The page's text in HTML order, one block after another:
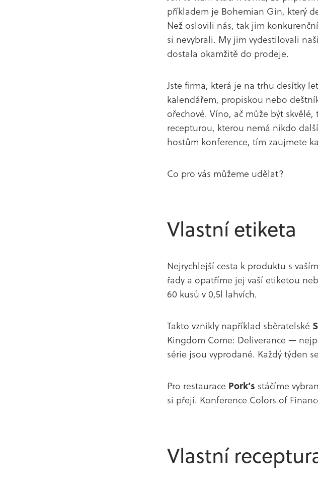
příkladem je Bohemian Gin, který
Než oslovili nás, tak jim
si nevybrali. My jim vydestilovali
dostala okamžitě do prodeje.
Jste firma, která je na trhu desítky
kalendářem, propiskou nebo
ořechové. Víno, ač může být
recepturou, kterou nemá nikdo
hostům konference, tím zaujmete
Co pro vás můžeme udělat?
Vlastní etiketa
Nejrychlejší cesta k produktu s
řady a opatříme jej vaší etiketou
60 kusů v 0,5l lahvích.
Takto vznikly například sběratelské
Kingdom Come: Deliverance —
série jsou vyprodané. Každý týden
Pro restaurace Pork’s stáčíme
si přejí. Konference Colors of
Vlastní